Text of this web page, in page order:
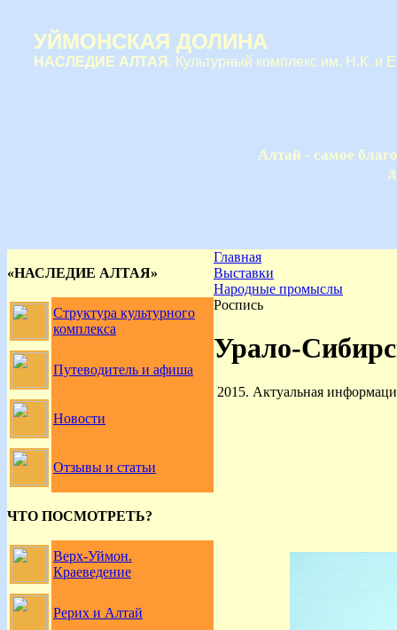
УЙМОНСКАЯ ДОЛИНА
НАСЛЕДИЕ АЛТАЯ . Культурный комплекс им. Н.К. и
Алтай - самое
«НАСЛЕДИЕ АЛТАЯ»
Структура культурного
комплекса
Путеводитель и афиша
Новости
Отзывы и статьи
ЧТО ПОСМОТРЕТЬ?
Верх-Уймон.
Краеведение
Рерих и Алтай
Главная
Выставки
Народные промыслы
Роспись
Урало-
2015. Актуальная